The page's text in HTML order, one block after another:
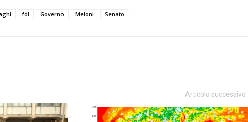
fdi Governo Meloni Senato
Articolo successivo